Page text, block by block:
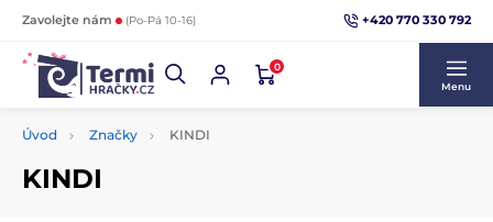
Zavolejte nám (Po-Pá 10-16) +420 770 330 792
0
Menu
Úvod Značky KINDI
KINDI